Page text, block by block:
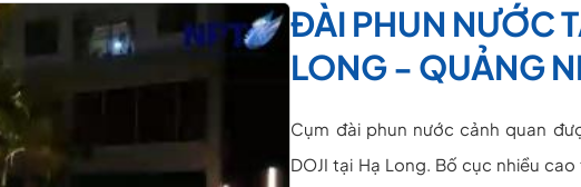
ĐÀI PHUN NƯỚC
LONG - QUẢNG
Cụm đài phun nước cảnh quan
DOJI tại Hạ Long. Bố cục nhiều